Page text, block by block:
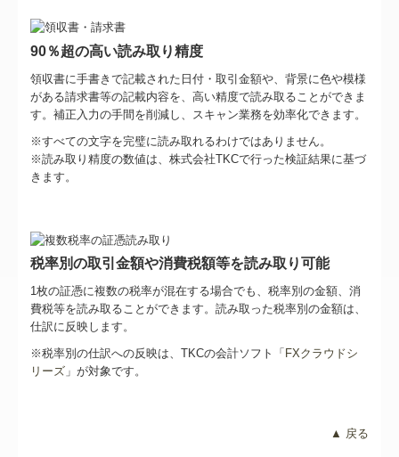
90％超の高い読み取り精度
領収書に手書きで記載された日付・取引金額や、背景に色や模様
がある請求書等の記載内容を、高い精度で読み取ることができま
す。補正入力の手間を削減し、スキャン業務を効率化できます。
※すべての⽂字を完璧に読み取れるわけではありません。
※読み取り精度の数値は、株式会社TKCで⾏った検証結果に基づ
きます。
税率別の取引金額や消費税額等を読み取り可能
1枚の証憑に複数の税率が混在する場合でも、税率別の金額、消
費税等を読み取ることができます。読み取った税率別の金額は、
仕訳に反映します。
※税率別の仕訳への反映は、TKCの会計ソフト「 FXクラウドシ
リーズ 」が対象です。
▲ 戻る